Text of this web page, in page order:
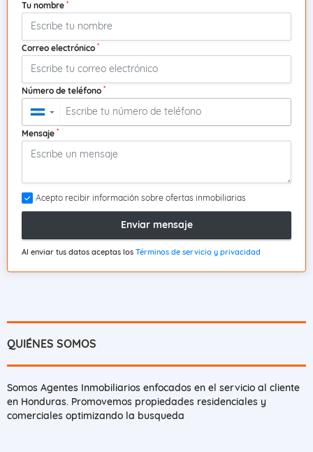
Tu nombre *
Correo electrónico *
Número de teléfono *
▼
Mensaje *
Acepto recibir información sobre ofertas inmobiliarias
Enviar mensaje
Al enviar tus datos aceptas los Términos de servicio y privacidad
QUIÉNES SOMOS
Somos Agentes Inmobiliarios enfocados en el servicio al cliente
en Honduras. Promovemos propiedades residenciales y
comerciales optimizando la busqueda